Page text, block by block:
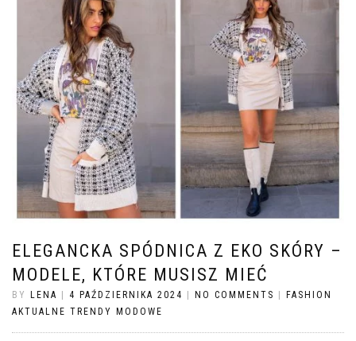
ELEGANCKA SPÓDNICA Z EKO SKÓRY –
MODELE, KTÓRE MUSISZ MIEĆ
BY LENA 4 PAŹDZIERNIKA 2024 NO COMMENTS
FASHION
AKTUALNE TRENDY MODOWE